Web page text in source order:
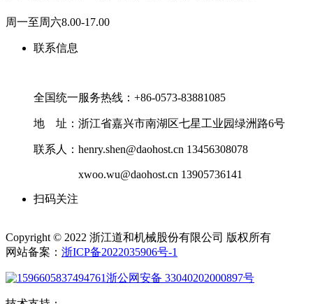
周一至周六8.00-17.00
联系信息
全国统一服务热线：+86-0573-83881085
地 址：浙江省嘉兴市南湖区七星工业园绿洲路6号
联系人：henry.shen@daohost.cn 13456308078
xwoo.wu@daohost.cn 13905736141
扫码关注
Copyright © 2022 浙江道和机械股份有限公司 版权所有
网站备案： 浙ICP备2022035906号-1
浙公网安备 33040202000897号